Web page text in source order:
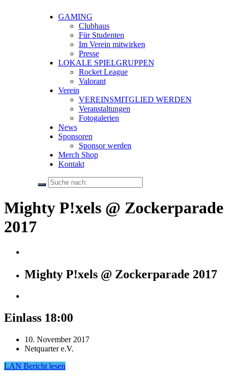
GAMING
Clubhaus
Für Studenten
Im Verein mitwirken
Presse
LOKALE SPIELGRUPPEN
Rocket League
Valorant
Verein
VEREINSMITGLIED WERDEN
Veranstaltungen
Fotogalerien
News
Sponsoren
Sponsor werden
Merch Shop
Kontakt
Mighty P!xels @ Zockerparade
2017
Mighty P!xels @ Zockerparade 2017
Einlass 18:00
10. November 2017
Netquarter e.V.
LAN Bericht lesen